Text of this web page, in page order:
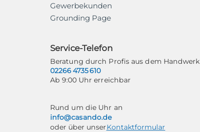
Gewerbekunden
Grounding Page
Service-Telefon
Beratung durch Profis aus dem Handwerk
02266 4735 610
Ab 9:00 Uhr erreichbar
Rund um die Uhr an
info@casando.de
oder über unserKontaktformular